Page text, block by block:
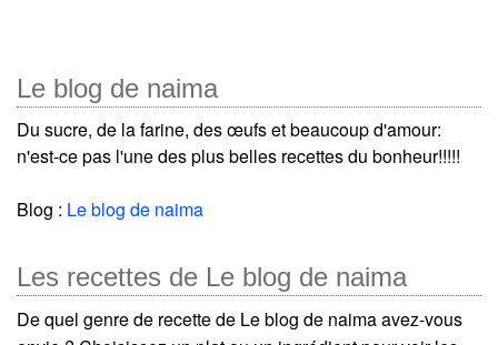
Le blog de naima
Du sucre, de la farine, des œufs et beaucoup d'amour:
n'est-ce pas l'une des plus belles recettes du bonheur!!!!!
Blog : Le blog de naima
Les recettes de Le blog de naima
De quel genre de recette de Le blog de naima avez-vous